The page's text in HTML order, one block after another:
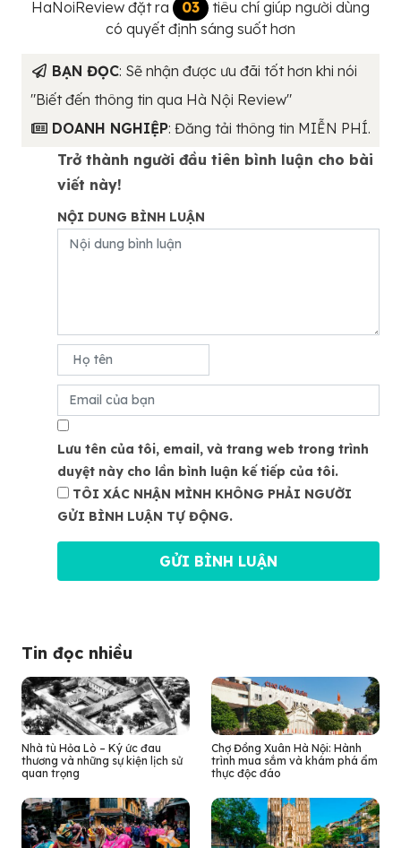
HaNoiReview đặt ra 03 tiêu chí giúp người dùng
có quyết định sáng suốt hơn
BẠN ĐỌC: Sẽ nhận được ưu đãi tốt hơn khi nói
"Biết đến thông tin qua Hà Nội Review"
DOANH NGHIỆP: Đăng tải thông tin MIỄN PHÍ.
Trở thành người đầu tiên bình luận cho bài
viết này!
NỘI DUNG BÌNH LUẬN
Lưu tên của tôi, email, và trang web trong trình
duyệt này cho lần bình luận kế tiếp của tôi.
TÔI XÁC NHẬN MÌNH KHÔNG PHẢI NGƯỜI
GỬI BÌNH LUẬN TỰ ĐỘNG.
Tin đọc nhiều
Nhà tù Hỏa Lò – Ký ức đau
thương và những sự kiện lịch sử
quan trọng
Chợ Đồng Xuân Hà Nội: Hành
trình mua sắm và khám phá ẩm
thực độc đáo